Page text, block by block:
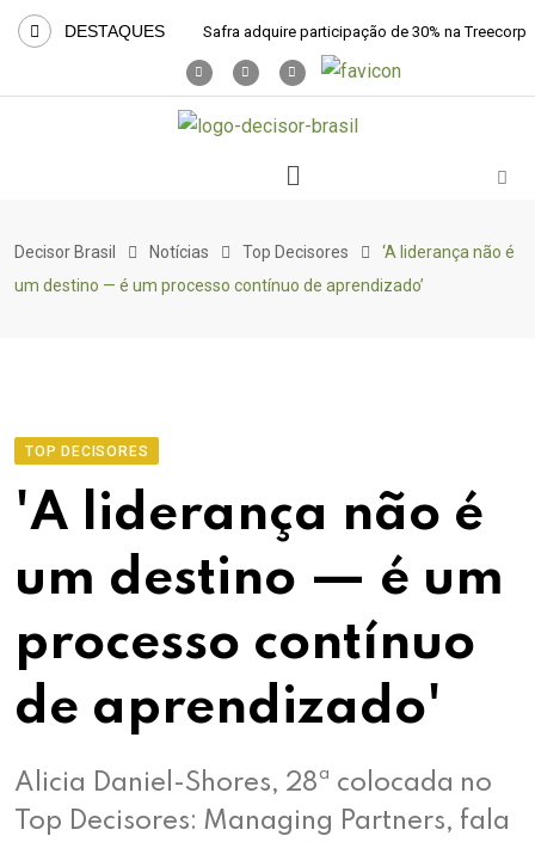
DESTAQUES Safra adquire participação de 30% na Treecorp
Decisor Brasil Notícias Top Decisores
‘A liderança não é
um destino — é um processo contínuo de aprendizado’
TOP DECISORES
'A liderança não é
um destino — é um
processo contínuo
de aprendizado'
Alicia Daniel-Shores, 28ª colocada no
Top Decisores: Managing Partners, fala